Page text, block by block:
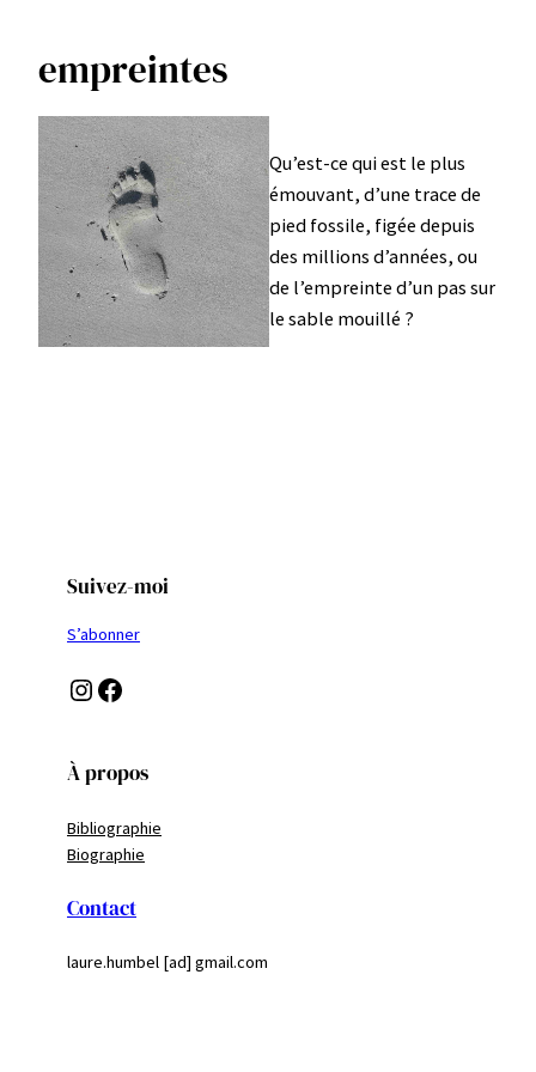
Aller
contenu
empreintes
Qu’est-ce qui est le plus
émouvant, d’une trace de
pied fossile, figée depuis
des millions d’années, ou
de l’empreinte d’un pas sur
le sable mouillé ?
Suivez-moi
S’abonner
Instagram Facebook
À propos
Bibliographie
Biographie
Contact
laure.humbel [ad] gmail.com